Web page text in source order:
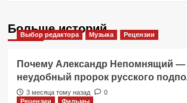
Больше историй
Выбор редактора Музыка Рецензии
Почему Александр Непомнящий
неудобный пророк русского
3 месяца тому назад
0
Рецензии
Фильмы